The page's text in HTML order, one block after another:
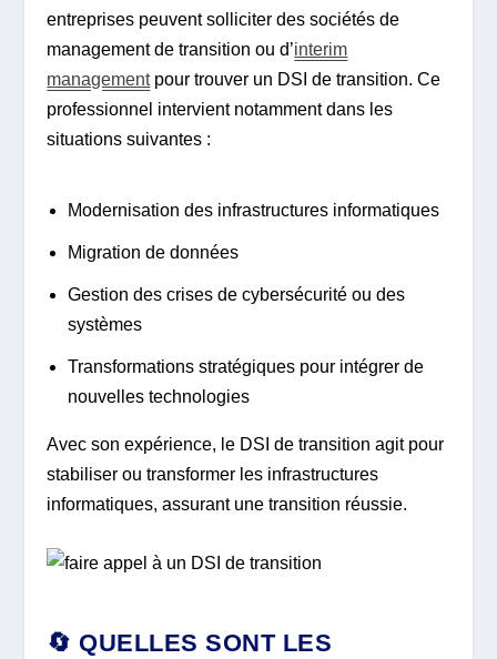
entreprises peuvent solliciter des sociétés de
management de transition ou d’interim
managementpour trouver un DSI de transition. Ce
professionnel intervient notamment dans les
situations suivantes :
Modernisation des infrastructures informatiques
Migration de données
Gestion des crises de cybersécurité ou des
systèmes
Transformations stratégiques pour intégrer de
nouvelles technologies
Avec son expérience, le DSI de transition agit pour
stabiliser ou transformer les infrastructures
informatiques, assurant une transition réussie.
🔄 QUELLES SONT LES